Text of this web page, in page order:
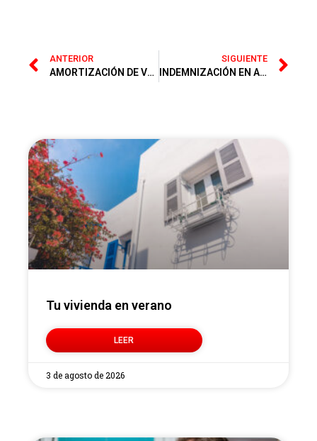
ANTERIOR
AMORTIZACIÓN DE VEHÍCULOS ELÉCTRICOS
SIGUIENTE
INDEMNIZACIÓN EN ACCIDENTE DE TRÁFICO
Tu vivienda en verano
LEER
3 de agosto de 2026